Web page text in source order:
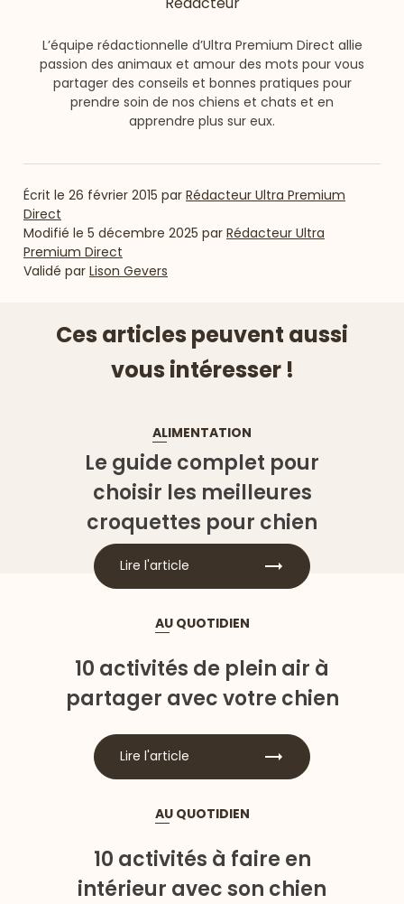
L’équipe rédactionnelle d’Ultra Premium Direct allie
passion des animaux et amour des mots pour vous
partager des conseils et bonnes pratiques pour
prendre soin de nos chiens et chats et en
apprendre plus sur eux.
Écrit le 26 février 2015 par Rédacteur Ultra Premium
Direct
Modifié le 5 décembre 2025 par Rédacteur Ultra
Premium Direct
Validé par Lison Gevers
Ces articles peuvent aussi
vous intéresser !
ALIMENTATION
Le guide complet pour
choisir les meilleures
croquettes pour chien
Lire l'article
AU QUOTIDIEN
10 activités de plein air à
partager avec votre chien
Lire l'article
AU QUOTIDIEN
10 activités à faire en
intérieur avec son chien